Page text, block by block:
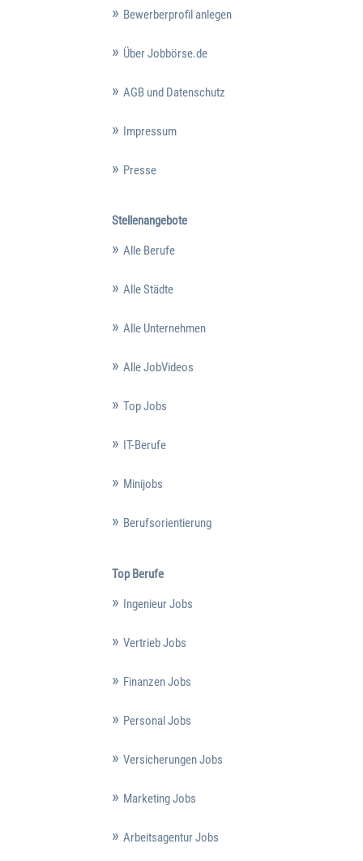
Bewerberprofil anlegen
Über Jobbörse.de
AGB und Datenschutz
Impressum
Presse
Stellenangebote
Alle Berufe
Alle Städte
Alle Unternehmen
Alle JobVideos
Top Jobs
IT-Berufe
Minijobs
Berufsorientierung
Top Berufe
Ingenieur Jobs
Vertrieb Jobs
Finanzen Jobs
Personal Jobs
Versicherungen Jobs
Marketing Jobs
Arbeitsagentur Jobs